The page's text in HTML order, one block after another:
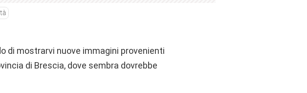
di mostrarvi nuove immagini provenienti
di Brescia, dove sembra dovrebbe